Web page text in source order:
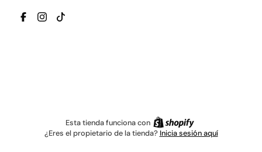
TRANSLATION MISSING:
TRANSLATION MISSING:
TRANSLATION MISSING:
Esta tienda funciona con
¿Eres el propietario de la tienda? Inicia sesión aquí